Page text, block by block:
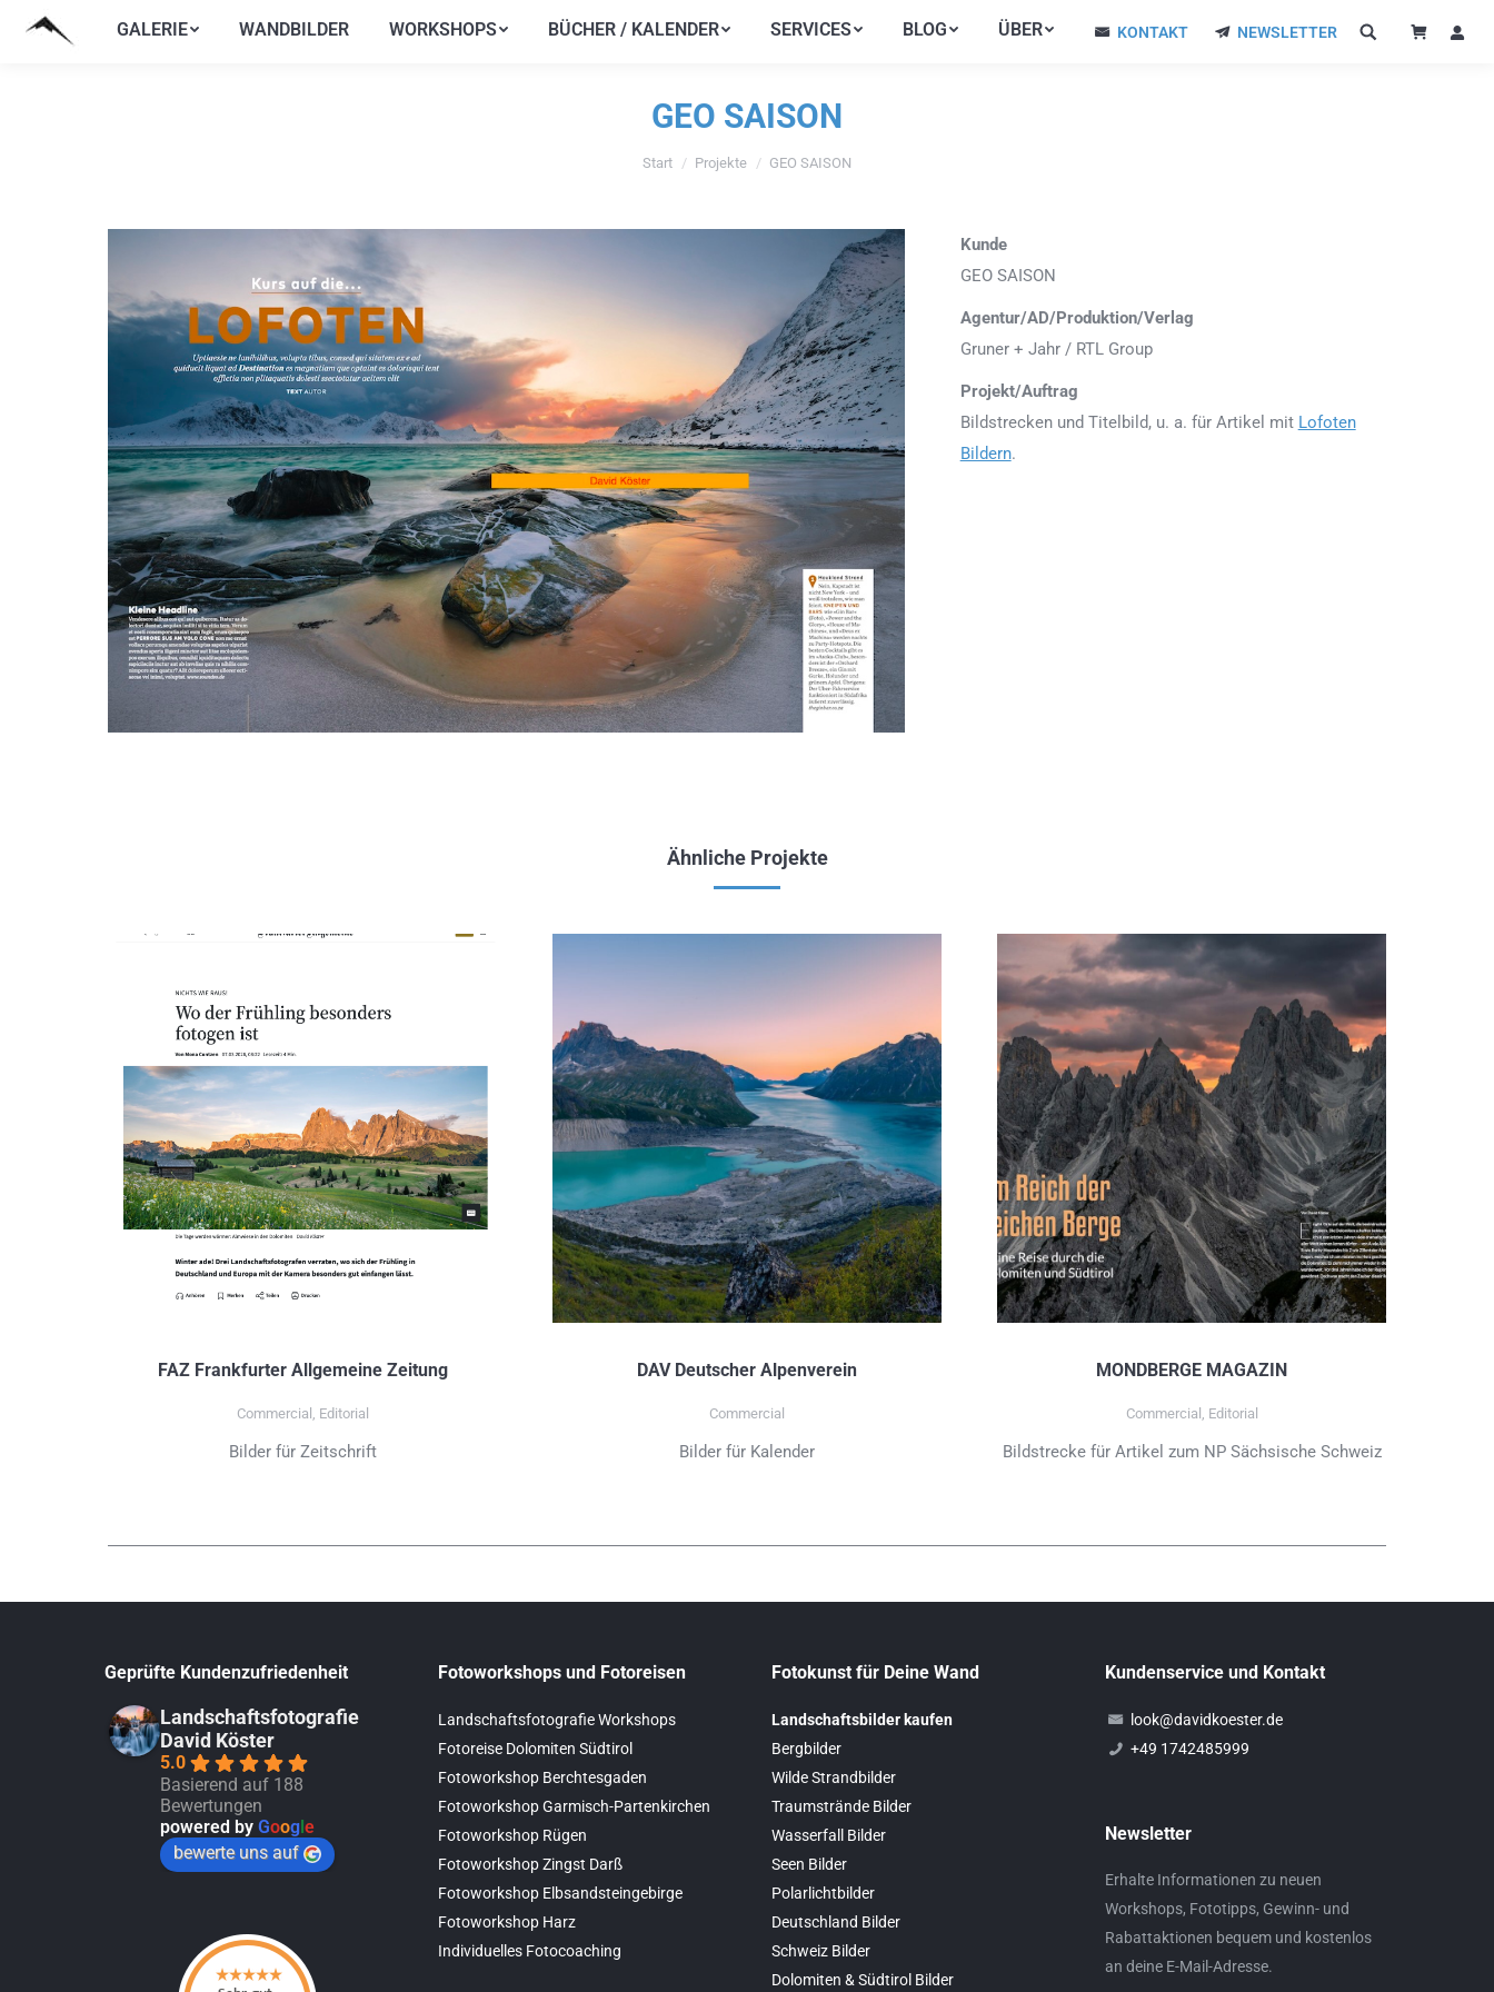
GALERIE WANDBILDER WORKSHOPS BÜCHER / KALENDER SERVICES BLOG ÜBER KONTAKT NEWSLETTER
GEO SAISON
Sie befinden sich hier:
Start Projekte GEO SAISON
Kunde
GEO SAISON
Agentur/AD/Produktion/Verlag
Gruner + Jahr / RTL Group
Projekt/Auftrag
Bildstrecken und Titelbild, u. a. für Artikel mit Lofoten
Bildern.
Ähnliche Projekte
FAZ Frankfurter Allgemeine Zeitung
Commercial Editorial
Bilder für Zeitschrift
DAV Deutscher Alpenverein
Commercial
Bilder für Kalender
MONDBERGE MAGAZIN
Commercial Editorial
Bildstrecke für Artikel zum NP Sächsische Schweiz
Geprüfte Kundenzufriedenheit
Landschaftsfotografie
David Köster
5.0
Basierend auf 188
Bewertungen
powered by Google
bewerte uns auf
Fotoworkshops und Fotoreisen
Landschaftsfotografie Workshops
Fotoreise Dolomiten Südtirol
Fotoworkshop Berchtesgaden
Fotoworkshop Garmisch-Partenkirchen
Fotoworkshop Rügen
Fotoworkshop Zingst Darß
Fotoworkshop Elbsandsteingebirge
Fotoworkshop Harz
Individuelles Fotocoaching
Fotokunst für Deine Wand
Landschaftsbilder kaufen
Bergbilder
Wilde Strandbilder
Traumstrände Bilder
Wasserfall Bilder
Seen Bilder
Polarlichtbilder
Deutschland Bilder
Schweiz Bilder
Dolomiten & Südtirol Bilder
Kundenservice und Kontakt
look@davidkoester.de
+49 1742485999
Newsletter
Erhalte Informationen zu neuen
Workshops, Fototipps, Gewinn- und
Rabattaktionen bequem und kostenlos
an deine E-Mail-Adresse.
GALERIE WANDBILDER WORKSHOPS BÜCHER / KALENDER SERVICES BLOG ÜBER KONTAKT NEWSLETTER